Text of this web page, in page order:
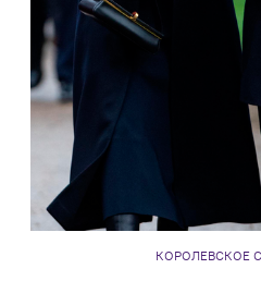
КОРОЛЕВСКОЕ